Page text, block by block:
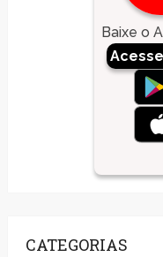
Baixe o
CATEGORIAS